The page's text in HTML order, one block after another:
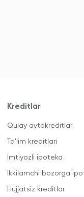
Kreditlar
Qulay avtokreditlar
Ta'lim kreditlari
Imtiyozli ipoteka
Ikkilamchi bozorga
Hujjatsiz kreditlar